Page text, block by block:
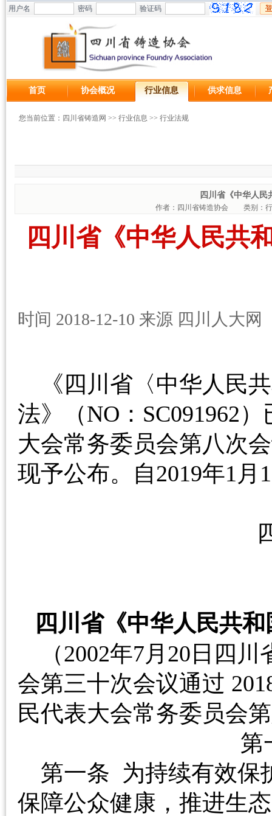
用户名 密码 验证码
首页 协会概况 行业信息 供求信息
您当前位置： 四川省铸造网 >> 行业信息 >> 行业法规
四川省《中华人民
作者：四川省铸造协会 类别：
四川省《中华人民共
时间 2018-12-10 来源 四川人大网
《四川省〈中华人民
法》（NO：SC091962
大会常务委员会第八次
现予公布。自2019年
四川省《中华人民共
（2002年7月20日四
会第三十次会议通过
民代表大会常务委员
第一条 为持续有效保
保障公众健康，推进生